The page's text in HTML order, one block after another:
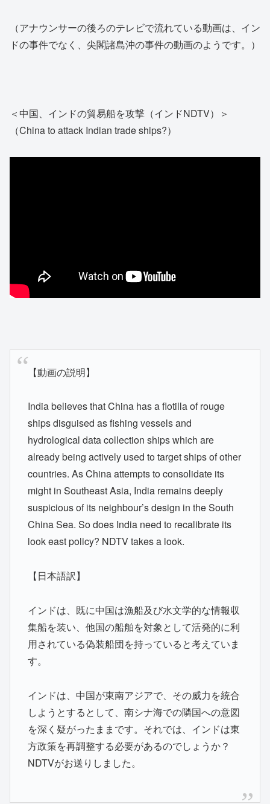
（アナウンサーの後ろのテレビで流れている動画は、イン
ドの事件でなく、尖閣諸島沖の事件の動画のようです。）
＜中国、インドの貿易船を攻撃（インドNDTV）＞
（China to attack Indian trade ships?）
【動画の説明】
India believes that China has a flotilla of rouge
ships disguised as fishing vessels and
hydrological data collection ships which are
already being actively used to target ships of other
countries. As China attempts to consolidate its
might in Southeast Asia, India remains deeply
suspicious of its neighbour’s design in the South
China Sea. So does India need to recalibrate its
look east policy? NDTV takes a look.
【日本語訳】
インドは、既に中国は漁船及び水文学的な情報収
集船を装い、他国の船舶を対象として活発的に利
用されている偽装船団を持っていると考えていま
す。
インドは、中国が東南アジアで、その威力を統合
しようとするとして、南シナ海での隣国への意図
を深く疑がったままです。それでは、インドは東
方政策を再調整する必要があるのでしょうか？
NDTVがお送りしました。